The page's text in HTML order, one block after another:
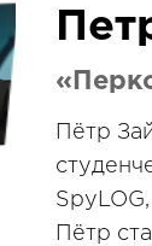
Пётр
Пётр